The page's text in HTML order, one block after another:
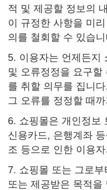
적 및 제공할 정보의
이 규정한 사항을 미
의를 철회할 수 있습
5. 이용자는 언제든지
및 오류정정을 요구
를 취할 의무를 집니
그 오류를 정정할 때
6. 쇼핑몰은 개인정보
신용카드, 은행계좌
조 등으로 인한 이용
7. 쇼핑몰 또는 그로
또는 제공받은 목적